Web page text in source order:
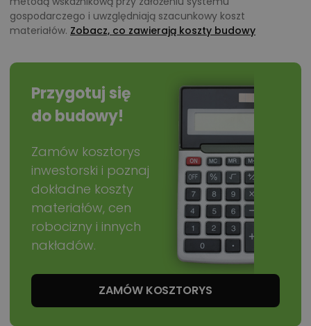
gospodarczego i uwzględniają szacunkowy koszt
materiałów. Zobacz, co zawierają koszty budowy
Przygotuj się
do budowy!
Zamów kosztorys
inwestorski i poznaj
dokładne koszty
materiałów, cen
robocizny i innych
nakładów.
ZAMÓW KOSZTORYS